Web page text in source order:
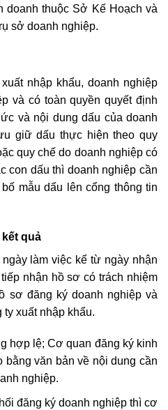
doanh thuộc Sở Kế Hoạch và
sở doanh nghiệp.
nhập khẩu, doanh nghiệp
và có toàn quyền quyết định
và nội dung dấu của doanh
giữ dấu thực hiện theo quy
quy chế do doanh nghiệp có
con dấu thì doanh nghiệp cần
mẫu dấu lên cổng thông tin
kết quả
làm việc kể từ ngày nhận
nhận hồ sơ có trách nhiệm
sơ đăng ký doanh nghiệp và
ty xuất nhập khẩu.
hợp lệ; Cơ quan đăng ký kinh
bằng văn bản về nội dung cần
nghiệp.
đăng ký doanh nghiệp thì cơ